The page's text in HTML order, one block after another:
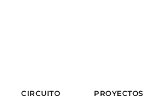
CIRCUITO PROYECTOS